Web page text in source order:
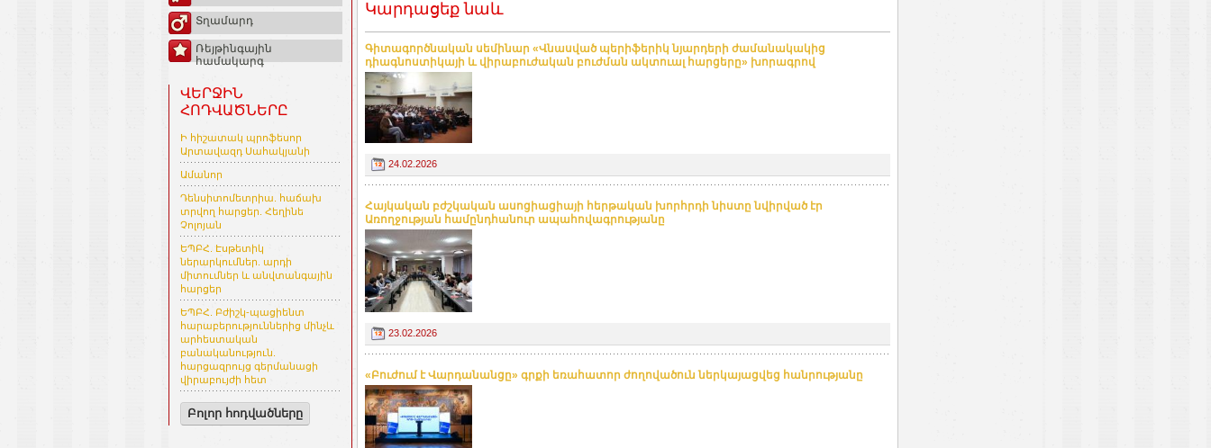
Տղամարդ
Ռեյթինգային
համակարգ
ՎԵՐՋԻՆ
ՀՈԴՎԱԾՆԵՐԸ
Ի հիշատակ պրոֆեսոր
Արտավազդ Սահակյանի
Ամանոր
Դենսիտոմետրիա. հաճախ
տրվող հարցեր. Հեղինե
Չոլոյան
ԵՊԲՀ. Էսթետիկ
ներարկումներ. արդի
միտումներ և անվտանգային
հարցեր
ԵՊԲՀ. Բժիշկ-պացիենտ
հարաբերություններից մինչև
արհեստական
բանականություն.
հարցազրույց գերմանացի
վիրաբույժի հետ
Բոլոր հոդվածները
Կարդացեք նաև
Գիտագործնական սեմինար «Վնասված պերիֆերիկ նյարդերի ժամանակակից
դիագնոստիկայի և վիրաբուժական բուժման ակտուալ հարցերը» խորագրով
24.02.2026
Հայկական բժշկական ասոցիացիայի հերթական խորհրդի նիստը նվիրված էր
Առողջության համընդհանուր ապահովագրությանը
23.02.2026
«Բուժում է Վարդանանցը» գրքի եռահատոր ժողովածուն ներկայացվեց հանրությանը